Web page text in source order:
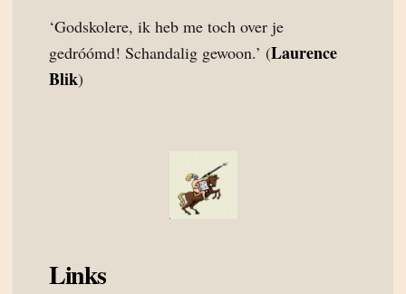
‘Godskolere, ik heb me toch over je
gedróómd! Schandalig gewoon.’ (Laurence
Blik)
Links